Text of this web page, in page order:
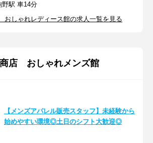
野駅 車14分
しゃれレディース館の求人一覧を見る
店 おしゃれメンズ館
【メンズアパレル販売スタッフ】未経験から
始めやすい環境◎土日のシフト大歓迎◎